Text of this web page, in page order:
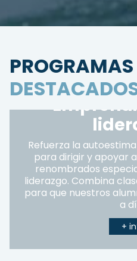
PROGRAMAS
Refuerza la
para dirigir y apoyar
renombrados
liderazgo. Combina
para que nuestros
a
+